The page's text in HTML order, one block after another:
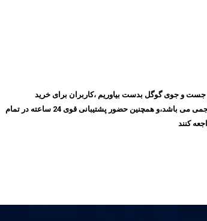
جایگاه را در میان مشتری ها و همچنین موتور جست و جوی گوگل بدست بیاوریم ،کاربران برای خرید
فیلترشکن پرسرعت، می‌توانند بدون نیاز به ثبت‌نام و عضویت در سایت،سرویس مورد نظر خود را انتخاب کنند و سپس اقدام به خرید کنند،و همچنین تمامی سرویس های ما بدون محدودیت حجمی می باشد،و همچنین حضور پشتیبانی قوی 24 ساعته در تمام